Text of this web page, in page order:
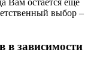
выбор –
в зависимости